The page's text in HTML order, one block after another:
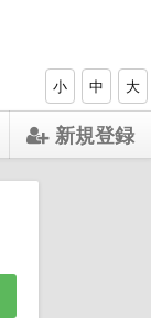
小 中 大
新規登録